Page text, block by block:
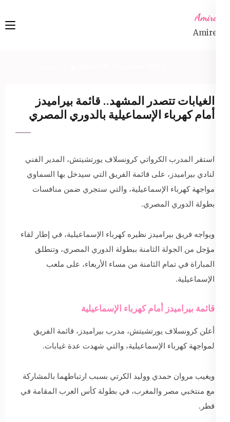
content
Amireta
Amireta
الغيابات تتصدر المشهد.. قائمة بيراميدز
أمام كهرباء الإسماعيلية بالدوري المصري
استقر المدرب الكرواتي كرونسلاف يورتشيتش، المدير الفني
لنادي بيراميدز، على قائمة الفريق التي سيدخل بها السماوي
مواجهة كهرباء الإسماعيلية، والتي ستجري ضمن منافسات
بطولة الدوري المصري.
ويواجه فريق بيراميدز نظيره كهرباء الإسماعيلية، في إطار لقاء
مؤجل من الجولة الثامنة ببطولة الدوري المصري، وتنطلق
المباراة في تمام الثامنة من مساء الأربعاء، على ملعب
الإسماعيلية.
قائمة بيراميدز أمام كهرباء الإسماعيلية
أعلن كرونسلاف يورتشيتش، مدرب بيراميدز، قائمة الفريق
لمواجهة كهرباء الإسماعيلية، والتي شهدت عدة غيابات.
ويغيب مروان حمدي ووليد الكرتي بسبب ارتباطهما بالمشاركة
مع منتخبي مصر والمغرب، في بطولة كأس العرب المقامة في
قطر.